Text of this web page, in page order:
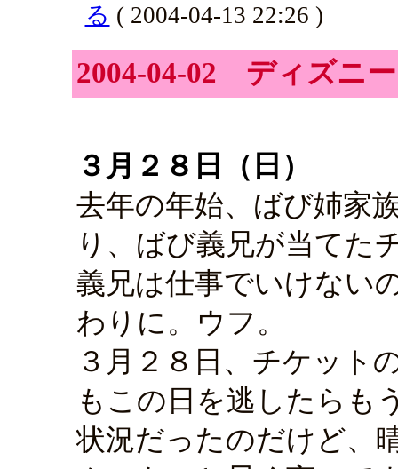
る ( 2004-04-13 22:26 )
2004-04-02 ディズニ
３月２８日（日）
去年の年始、ばび姉家
り、ばび義兄が当てた
義兄は仕事でいけない
わりに。ウフ。
３月２８日、チケット
もこの日を逃したらも
状況だったのだけど、